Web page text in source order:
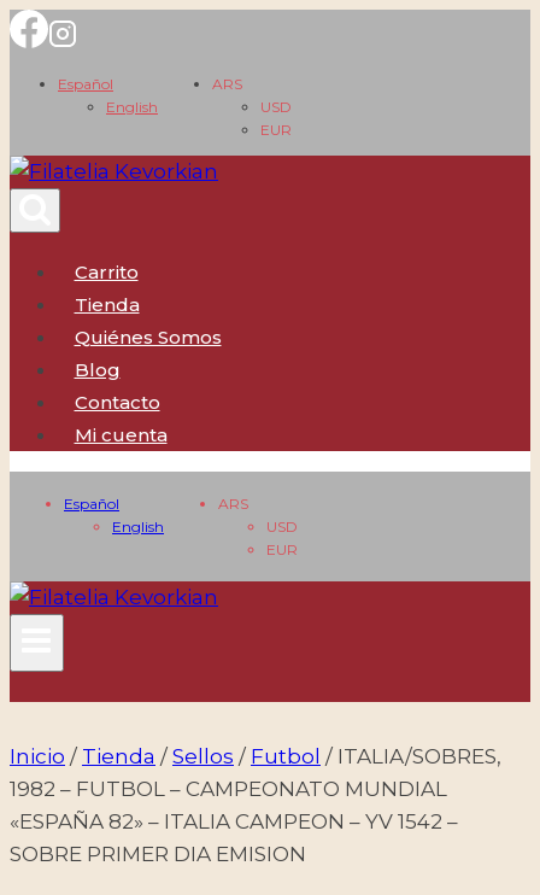
Saltar
contenido
Español
English
ARS
USD
EUR
Carrito
Tienda
Quiénes Somos
Blog
Contacto
Mi cuenta
Español
English
ARS
USD
EUR
Inicio / Tienda / Sellos / Futbol / ITALIA/SOBRES,
1982 – FUTBOL – CAMPEONATO MUNDIAL
«ESPAÑA 82» – ITALIA CAMPEON – YV 1542 –
SOBRE PRIMER DIA EMISION